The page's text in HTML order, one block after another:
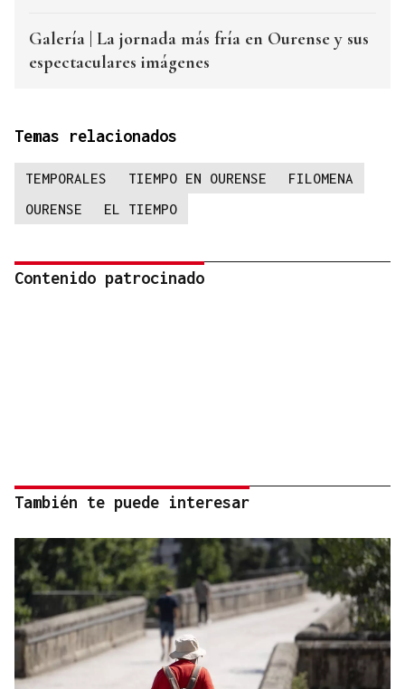
Galería | La jornada más fría en Ourense y sus
espectaculares imágenes
Temas relacionados
TEMPORALES TIEMPO EN OURENSE
FILOMENA
OURENSE
EL TIEMPO
Contenido patrocinado
También te puede interesar